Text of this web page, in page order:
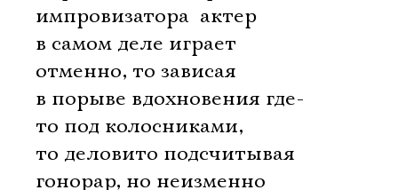
импровизатора  актер
в самом деле играет
отменно, то зависая
в порыве вдохновения где-
то под колосниками,
то деловито подсчитывая
гонорар, но неизменно